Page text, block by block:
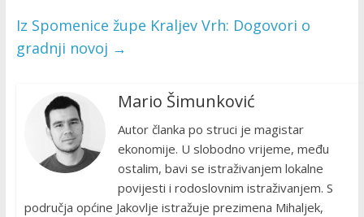
Iz Spomenice župe Kraljev Vrh: Dogovori o
gradnji novoj →
Mario Šimunković
Autor članka po struci je magistar
ekonomije. U slobodno vrijeme, među
ostalim, bavi se istraživanjem lokalne
povijesti i rodoslovnim istraživanjem. S
područja općine Jakovlje istražuje prezimena Mihaljek,